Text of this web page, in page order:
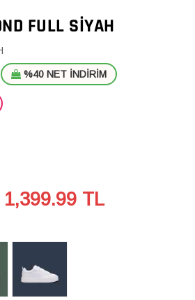
FULL SIYAH
%40 NET İNDİRİM
1,399.99 TL